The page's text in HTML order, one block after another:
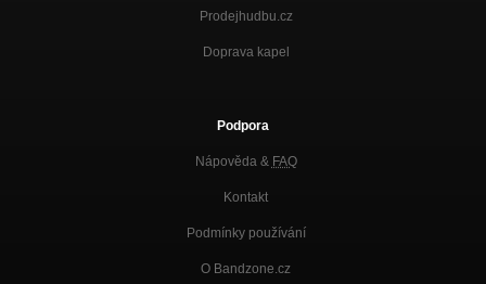
Prodejhudbu.cz
Doprava kapel
Podpora
Nápověda & FAQ
Kontakt
Podmínky používání
O Bandzone.cz